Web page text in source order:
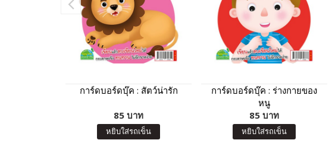
การ์ดบอร์ดบุ๊ค : สัตว์น่ารัก
85 บาท
หยิบใส่รถเข็น
การ์ดบอร์ดบุ๊ค : ร่างกายของ
หนู
85 บาท
หยิบใส่รถเข็น